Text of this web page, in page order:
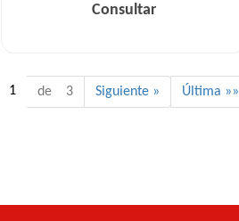
Consultar
1 de 3 Siguiente » Última »»